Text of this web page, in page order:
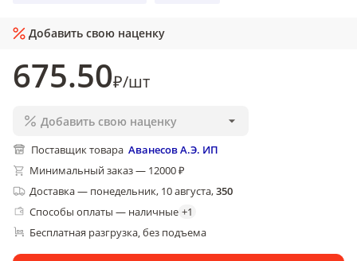
Добавить свою наценку
675.50₽/шт
Добавить свою наценку
Поставщик товара Аванесов А.Э. ИП
Минимальный заказ — 12000 ₽
Доставка— понедельник, 10 августа,350
Способы оплаты — наличные +1
Бесплатная разгрузка, без подъема